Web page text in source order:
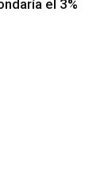
el 3%